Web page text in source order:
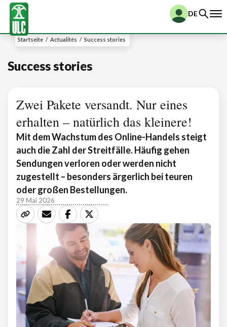
DE
Startseite / Actualités / Success stories
Success stories
Zwei Pakete versandt. Nur eines
erhalten – natürlich das kleinere!
Mit dem Wachstum des Online-Handels steigt
auch die Zahl der Streitfälle. Häufig gehen
Sendungen verloren oder werden nicht
zugestellt – besonders ärgerlich bei teuren
oder großen Bestellungen.
29 Mai 2026